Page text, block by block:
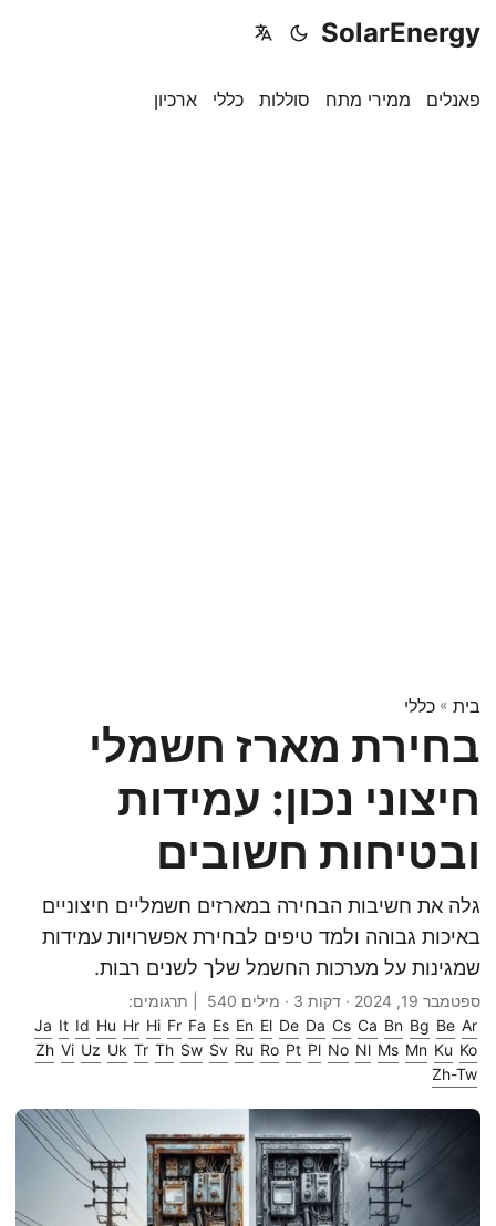
SolarEnergy
פאנלים ממירי מתח סוללות כללי ארכיון
בית » כללי
בחירת מארז חשמלי
חיצוני נכון: עמידות
ובטיחות חשובים
גלה את חשיבות הבחירה במארזים חשמליים חיצוניים
באיכות גבוהה ולמד טיפים לבחירת אפשרויות עמידות
שמגינות על מערכות החשמל שלך לשנים רבות.
ספטמבר 19, 2024
· דקות 3 · מילים 540 | תרגומים:
Ar
Be
Bg
Bn
Ca
Cs
Da
De
El
En
Es
Fa
Fr
Hi
Hr
Hu
Id
It
Ja
Ko
Ku
Mn
Ms
Nl
No
Pl
Pt
Ro
Ru
Sv
Sw
Th
Tr
Uk
Uz
Vi
Zh
Zh-Tw